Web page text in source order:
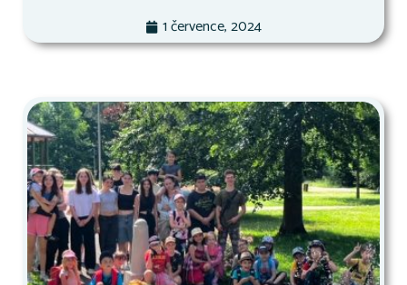
1 července, 2024